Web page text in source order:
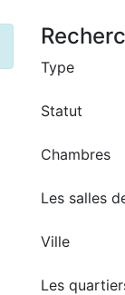
Type
Statut
Chambres
Les salles
Ville
Les